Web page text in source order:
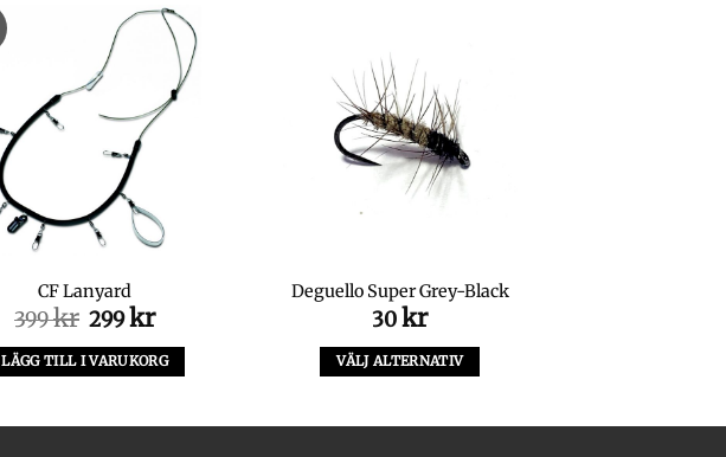
CF Lanyard
399kr Det
ursprungliga
priset
var:
299krDet
priset
är:
LÄGG TILL I VARUKORG
Deguello Super Grey-Black
30kr
VÄLJ ALTERNATIV